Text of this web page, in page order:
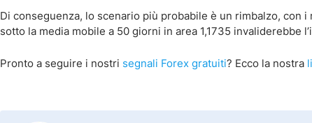
Di conseguenza, lo scenario più probabile è un rimbalzo, con
sotto la media mobile a 50 giorni in area 1,1735 invaliderebbe
Pronto a seguire i nostri segnali Forex gratuiti? Ecco la nostra